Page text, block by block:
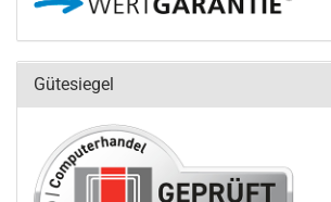
Gütesiegel